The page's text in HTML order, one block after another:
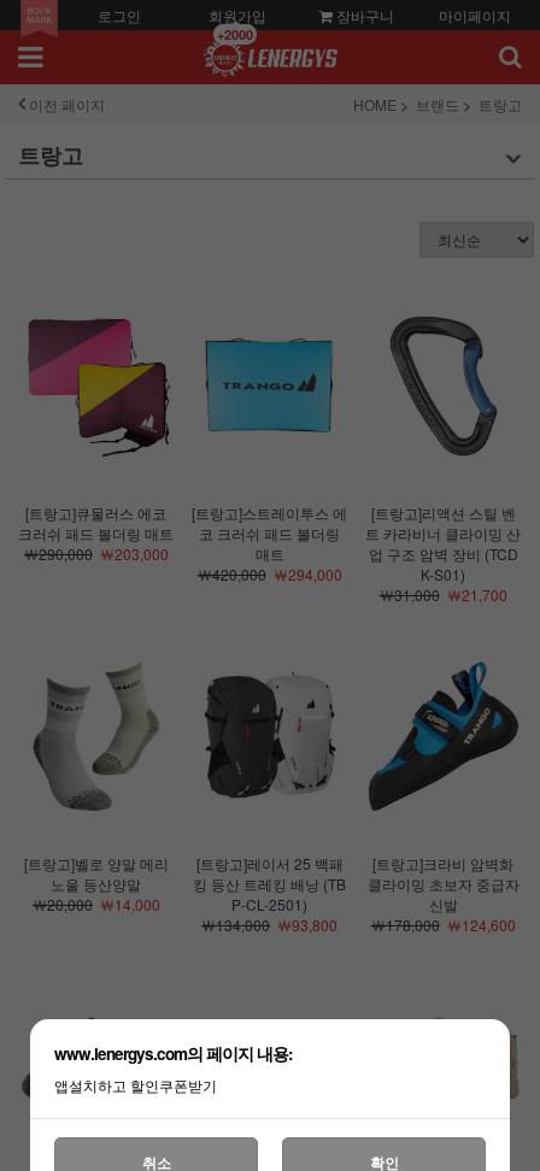
로그인 회원가입
+2000
장바구니 마이페이지
이전 페이지 HOME 브랜드 트랑고
트랑고
[트랑고]큐물러스 에코
크러쉬 패드 볼더링 매트
￦290,000￦203,000
[트랑고]스트레이투스 에
코 크러쉬 패드 볼더링
매트
￦420,000￦294,000
[트랑고]리액션 스틸 벤
트 카라비너 클라이밍 산
업 구조 암벽 장비 (TCD
K-S01)
￦31,000￦21,700
[트랑고]벨로 양말 메리
노울 등산양말
￦20,000￦14,000
[트랑고]레이서 25 백패
킹 등산 트레킹 배낭 (TB
P-CL-2501)
￦134,000 ￦93,800
[트랑고]크라비 암벽화
클라이밍 초보자 중급자
신발
￦178,000￦124,600
www.lenergys.com의 페이지 내용:
앱설치하고 할인쿠폰받기
취소 확인